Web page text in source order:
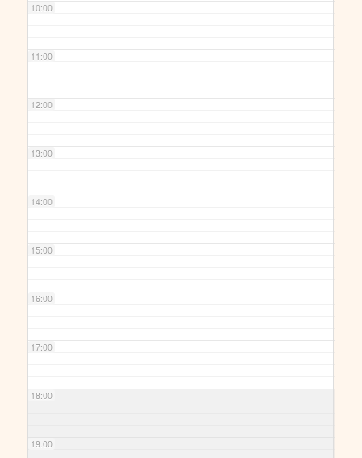
10:00
11:00
12:00
13:00
14:00
15:00
16:00
17:00
18:00
19:00